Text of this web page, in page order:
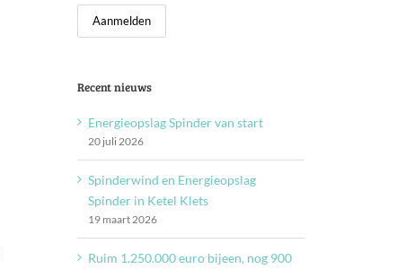
Recent nieuws
Energieopslag Spinder van start
20 juli 2026
Spinderwind en Energieopslag
Spinder in Ketel Klets
19 maart 2026
Ruim 1.250.000 euro bijeen, nog 900